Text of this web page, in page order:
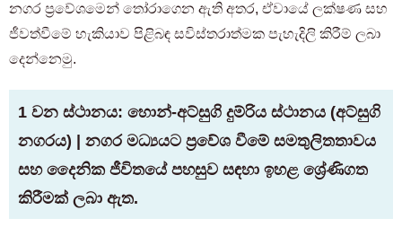
නගර ප්‍රවේශමෙන් තෝරාගෙන ඇති අතර, ඒවායේ ලක්ෂණ සහ
ජීවත්වීමේ හැකියාව පිළිබඳ සවිස්තරාත්මක පැහැදිලි කිරීම් ලබා
දෙන්නෙමු.
1 වන ස්ථානය: හොන්-අට්සුගි දුම්රිය ස්ථානය (අට්සුගි
නගරය) | නගර මධ්‍යයට ප්‍රවේශ වීමේ සමතුලිතතාවය
සහ දෛනික ජීවිතයේ පහසුව සඳහා ඉහළ ශ්‍රේණිගත
කිරීමක් ලබා ඇත.